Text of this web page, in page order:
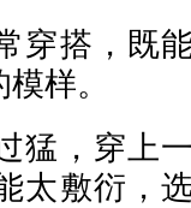
穿搭，既
样。
猛，穿上
太敷衍，